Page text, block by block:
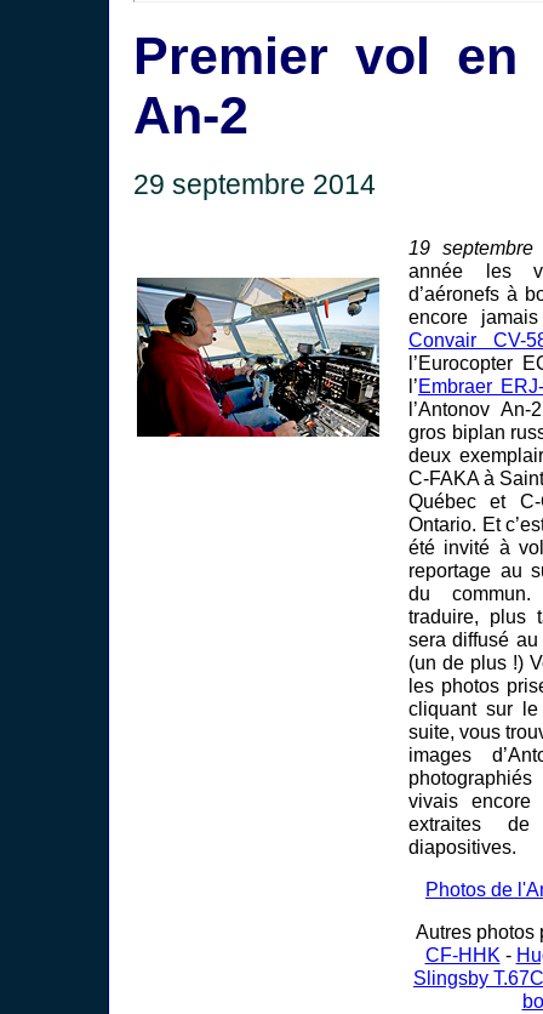
Premier vol en
An-2
29 septembre 2014
19 septembre
année les
d’aéronefs à
encore
Convair CV-
l’Eurocopter
l’Embraer
l’Antonov
gros biplan
deux
C-FAKA à
Québec et
Ontario. Et
été invité à
reportage au
du
traduire, plus
sera diffusé au
(un de plus !)
les photos
cliquant sur
suite, vous
images
vivais encore
extraites
diapositives.
Photos de
Autres photos
CF-HHK -
Slingsby